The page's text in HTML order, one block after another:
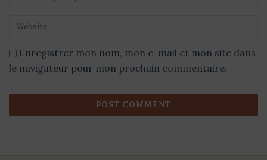
Enregistrer mon nom, mon e-mail et mon site dans
le navigateur pour mon prochain commentaire.